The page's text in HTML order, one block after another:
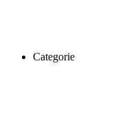
Categorie